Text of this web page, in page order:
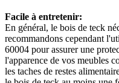
Facile à entretenir:
En général, le bois de teck
recommandons cependant
60004 pour assurer une
l'apparence de vos meubles
les taches de restes